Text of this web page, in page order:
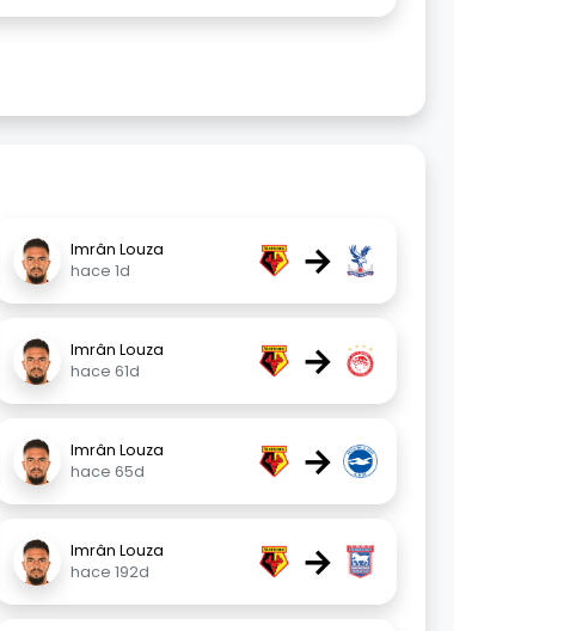
Imrân Louza
hace 1d
→
Imrân Louza
hace 61d
→
Imrân Louza
hace 65d
→
Imrân Louza
hace 192d
→